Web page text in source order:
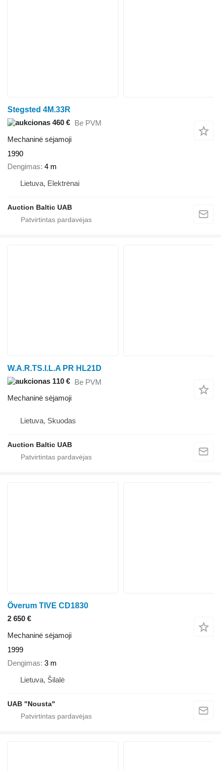
Stegsted 4M.33R
460 € Be PVM
Mechaninė sėjamoji
1990
Dengimas 4 m
Lietuva, Elektrėnai
Auction Baltic UAB
W.A.R.TS.I.L.A PR HL21D
110 € Be PVM
Mechaninė sėjamoji
Lietuva, Skuodas
Auction Baltic UAB
Överum TIVE CD1830
2 650 €
Mechaninė sėjamoji
1999
Dengimas 3 m
Lietuva, Šilalė
UAB "Nousta"